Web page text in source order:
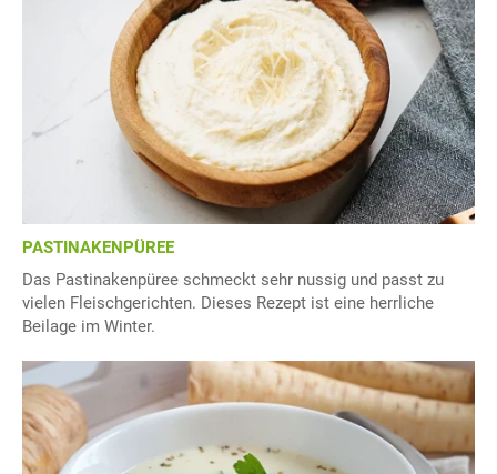
PASTINAKENPÜREE
Das Pastinakenpüree schmeckt sehr nussig und passt zu
vielen Fleischgerichten. Dieses Rezept ist eine herrliche
Beilage im Winter.